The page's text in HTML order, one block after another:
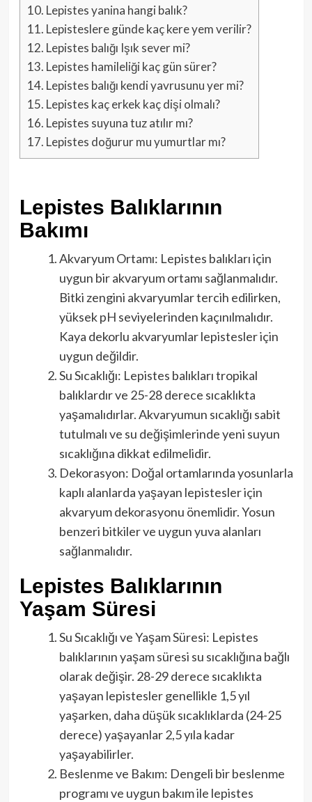
10. Lepistes yanina hangi balık?
11. Lepisteslere günde kaç kere yem verilir?
12. Lepistes balığı Işık sever mi?
13. Lepistes hamileliği kaç gün sürer?
14. Lepistes balığı kendi yavrusunu yer mi?
15. Lepistes kaç erkek kaç dişi olmalı?
16. Lepistes suyuna tuz atılır mı?
17. Lepistes doğurur mu yumurtlar mı?
Lepistes Balıklarının
Bakımı
Akvaryum Ortamı: Lepistes balıkları için
uygun bir akvaryum ortamı sağlanmalıdır.
Bitki zengini akvaryumlar tercih edilirken,
yüksek pH seviyelerinden kaçınılmalıdır.
Kaya dekorlu akvaryumlar lepistesler için
uygun değildir.
Su Sıcaklığı: Lepistes balıkları tropikal
balıklardır ve 25-28 derece sıcaklıkta
yaşamalıdırlar. Akvaryumun sıcaklığı sabit
tutulmalı ve su değişimlerinde yeni suyun
sıcaklığına dikkat edilmelidir.
Dekorasyon: Doğal ortamlarında yosunlarla
kaplı alanlarda yaşayan lepistesler için
akvaryum dekorasyonu önemlidir. Yosun
benzeri bitkiler ve uygun yuva alanları
sağlanmalıdır.
Lepistes Balıklarının
Yaşam Süresi
Su Sıcaklığı ve Yaşam Süresi: Lepistes
balıklarının yaşam süresi su sıcaklığına bağlı
olarak değişir. 28-29 derece sıcaklıkta
yaşayan lepistesler genellikle 1,5 yıl
yaşarken, daha düşük sıcaklıklarda (24-25
derece) yaşayanlar 2,5 yıla kadar
yaşayabilirler.
Beslenme ve Bakım: Dengeli bir beslenme
programı ve uygun bakım ile lepistes